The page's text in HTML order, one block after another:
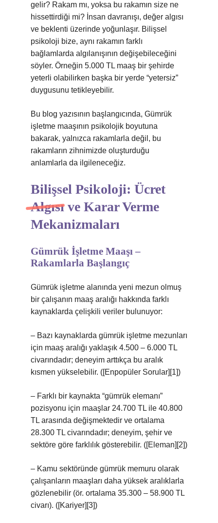
gelir? Rakam mı, yoksa bu rakamın size ne
hissettirdiği mi? İnsan davranışı, değer algısı
ve beklenti üzerinde yoğunlaşır. Bilişsel
psikoloji bize, aynı rakamın farklı
bağlamlarda algılanışının değişebileceğini
söyler. Örneğin 5.000 TL maaş bir şehirde
yeterli olabilirken başka bir yerde “yetersiz”
duygusunu tetikleyebilir.
Bu blog yazısının başlangıcında, Gümrük
işletme maaşının psikolojik boyutuna
bakarak, yalnızca rakamlarla değil, bu
rakamların zihnimizde oluşturduğu
anlamlarla da ilgileneceğiz.
Bilişsel Psikoloji: Ücret
Algısı ve Karar Verme
Mekanizmaları
Gümrük İşletme Maaşı –
Rakamlarla Başlangıç
Gümrük işletme alanında yeni mezun olmuş
bir çalışanın maaş aralığı hakkında farklı
kaynaklarda çelişkili veriler bulunuyor:
– Bazı kaynaklarda gümrük işletme mezunları
için maaş aralığı yaklaşık 4.500 – 6.000 TL
civarındadır; deneyim arttıkça bu aralık
kısmen yükselebilir. ([Enpopüler Sorular][1])
– Farklı bir kaynakta “gümrük elemanı”
pozisyonu için maaşlar 24.700 TL ile 40.800
TL arasında değişmektedir ve ortalama
28.300 TL civarındadır; deneyim, şehir ve
sektöre göre farklılık gösterebilir. ([Eleman][2])
– Kamu sektöründe gümrük memuru olarak
çalışanların maaşları daha yüksek aralıklarla
gözlenebilir (ör. ortalama 35.300 – 58.900 TL
civarı). ([Kariyer][3])